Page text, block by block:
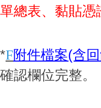
單總表、黏貼憑
*F附件檔案(含
確認欄位完整。